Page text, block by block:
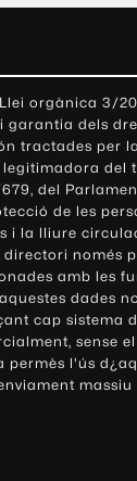
orgànica 3/
garantia dels
tractades per
del
del
de les
i la lliure
només
amb les
dades
cap sistema
sense
permès l'ús